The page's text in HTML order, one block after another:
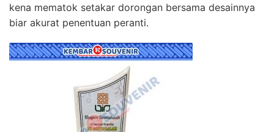
kena mematok setakar dorongan bersama desainnya
biar akurat penentuan peranti.